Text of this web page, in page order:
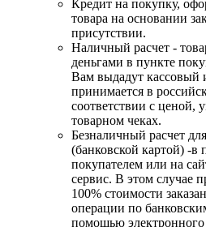
Кредит на покупку,
товара на основании
присутствии.
Наличный расчет -
деньгами в пункте
Вам выдадут кассовый
принимается в
соответствии с ценой,
товарном чеках.
Безналичный расчет
(банковской картой) -в
покупателем или на
сервис. В этом случае
100% стоимости
операции по
помощью